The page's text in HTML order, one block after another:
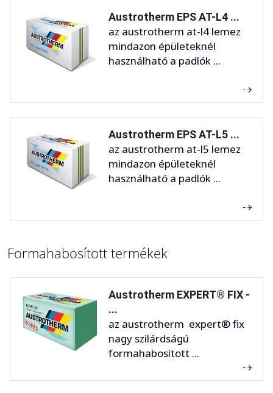
Austrotherm EPS AT-L4 ...
az austrotherm at-l4 lemez
mindazon épületeknél
használható a padlók ...
Austrotherm EPS AT-L5 ...
az austrotherm at-l5 lemez
mindazon épületeknél
használható a padlók ...
Formahabosított termékek
Austrotherm EXPERT® FIX -
...
az austrotherm expert® fix
nagy szilárdságú
formahabosított ...